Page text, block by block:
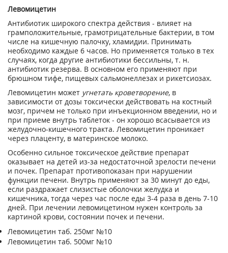
Левомицетин
Антибиотик широкого спектра действия - влияет на
грамположительные, грамотрицательные бактерии, в том
числе на кишечную палочку, хламидии. Принимать
необходимо каждые 6 часов. Но применяется только в тех
случаях, когда другие антибиотики бессильны, т. н.
антибиотик резерва. В основном его применяют при
брюшном тифе, пищевых сальмонеллезах и рикетсиозах.
Левомицетин может угнетать кроветворение, в
зависимости от дозы токсически действовать на костный
мозг, причем не только при инъекционном введении, но и
при приеме внутрь таблеток - он хорошо всасывается из
желудочно-кишечного тракта. Левомицетин проникает
через плаценту, в материнское молоко.
Особенно сильное токсическое действие препарат
оказывает на детей из-за недостаточной зрелости печени
и почек. Препарат противопоказан при нарушении
функции печени. Внутрь применяют за 30 минут до еды,
если раздражает слизистые оболочки желудка и
кишечника, тогда через час после еды 3-4 раза в день 7-10
дней. При лечении левомицетином нужен контроль за
картиной крови, состоянии почек и печени.
Левомицетин таб. 250мг №10
Левомицетин таб. 500мг №10